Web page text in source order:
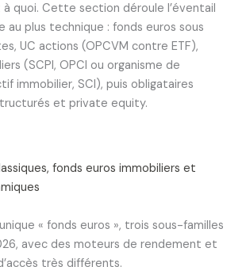
quoi. Cette section déroule l’éventail
au plus technique : fonds euros sous
UC actions (OPCVM contre ETF),
(SCPI, OPCI ou organisme de
immobilier, SCI), puis obligataires
et private equity.
fonds euros immobiliers et
« fonds euros », trois sous-familles
avec des moteurs de rendement et
très différents.